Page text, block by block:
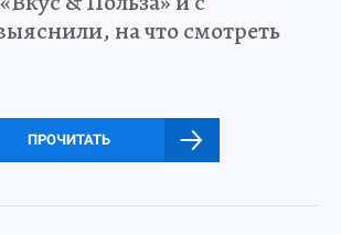
на что смотреть
ПРОЧИТАТЬ